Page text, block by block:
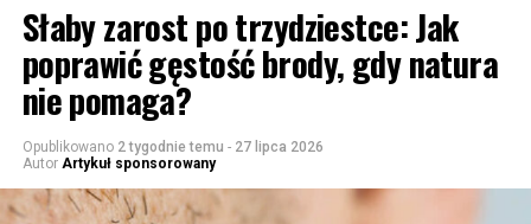
Słaby zarost po trzydziestce: Jak
poprawić gęstość brody, gdy natura
nie pomaga?
Opublikowano 2 tygodnie temu - 27 lipca 2026
Autor Artykuł sponsorowany